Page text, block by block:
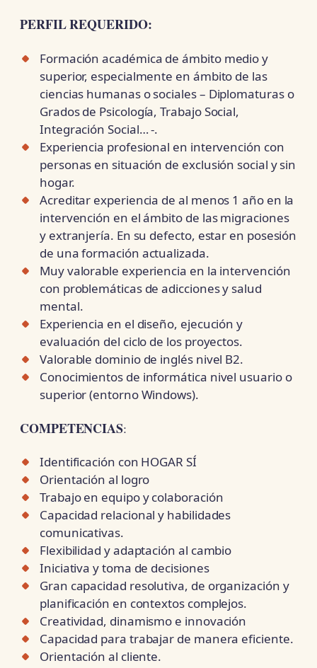
PERFIL REQUERIDO:
Formación académica de ámbito medio y
superior, especialmente en ámbito de las
ciencias humanas o sociales – Diplomaturas o
Grados de Psicología, Trabajo Social,
Integración Social… -.
Experiencia profesional en intervención con
personas en situación de exclusión social y sin
hogar.
Acreditar experiencia de al menos 1 año en la
intervención en el ámbito de las migraciones
y extranjería. En su defecto, estar en posesión
de una formación actualizada.
Muy valorable experiencia en la intervención
con problemáticas de adicciones y salud
mental.
Experiencia en el diseño, ejecución y
evaluación del ciclo de los proyectos.
Valorable dominio de inglés nivel B2.
Conocimientos de informática nivel usuario o
superior (entorno Windows).
COMPETENCIAS:
Identificación con HOGAR SÍ
Orientación al logro
Trabajo en equipo y colaboración
Capacidad relacional y habilidades
comunicativas.
Flexibilidad y adaptación al cambio
Iniciativa y toma de decisiones
Gran capacidad resolutiva, de organización y
planificación en contextos complejos.
Creatividad, dinamismo e innovación
Capacidad para trabajar de manera eficiente.
Orientación al cliente.